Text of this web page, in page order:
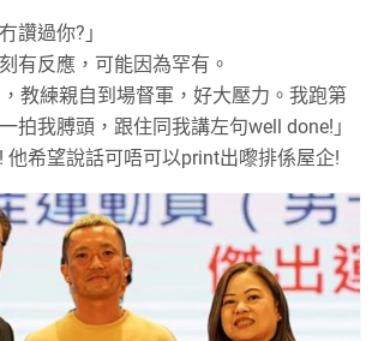
讚過你?」
有反應，可能因為罕有。
，教練親自到場督軍，好大壓力。我跑第
拍我膊頭，跟住同我講左句well done!」
他希望說話可唔可以print出嚟排係屋企!